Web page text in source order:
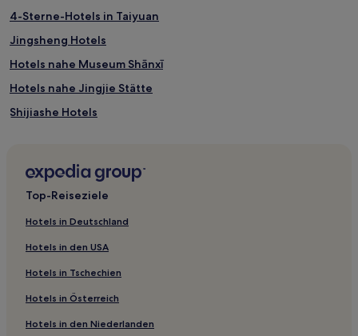
4-Sterne-Hotels in Taiyuan
Jingsheng Hotels
Hotels nahe Museum Shānxī
Hotels nahe Jingjie Stätte
Shijiashe Hotels
Hotels nahe Tayuan-Tempel
Xiyansi Hotels
Kelan Hotels
Heshun Hotels
Shilou Hotels
Top-Reiseziele
Hotels in Deutschland
Hotels in den USA
Hotels in Tschechien
Hotels in Österreich
Hotels in den Niederlanden